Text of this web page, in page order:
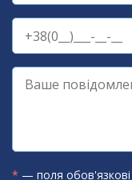
* — поля обов'язкові